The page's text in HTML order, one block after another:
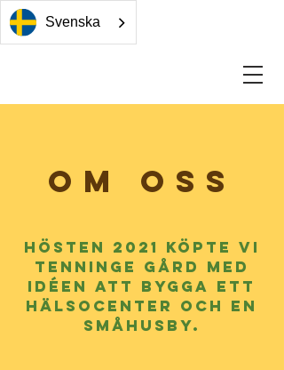
Svenska
om oss
hösten 2021 köpte vi
tenninge gård med
idéen att bygga ett
hälsocenter och en
småhusby.